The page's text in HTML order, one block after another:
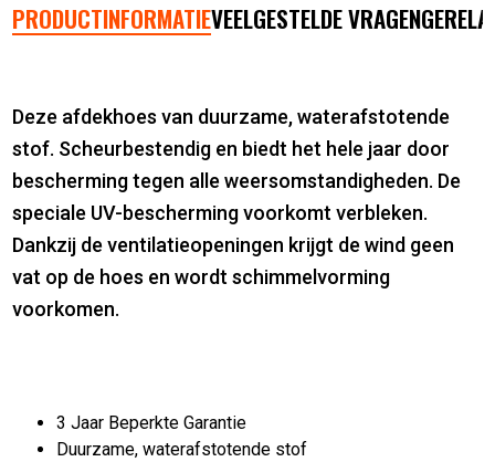
PRODUCTINFORMATIEVEELGESTELDE VRAGEN
Deze afdekhoes van duurzame, waterafstotende
stof. Scheurbestendig en biedt het hele jaar door
bescherming tegen alle weersomstandigheden. De
speciale UV-bescherming voorkomt verbleken.
Dankzij de ventilatieopeningen krijgt de wind geen
vat op de hoes en wordt schimmelvorming
voorkomen.
3 Jaar Beperkte Garantie
Duurzame, waterafstotende stof